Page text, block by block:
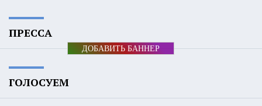
ПРЕССА
ДОБАВИТЬ БАННЕР
ГОЛОСУЕМ